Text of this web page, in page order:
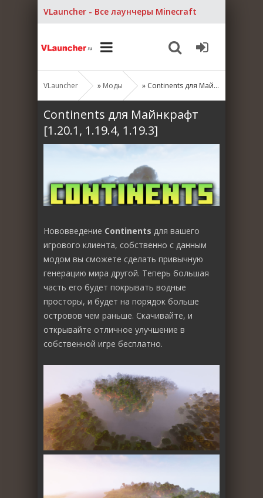
VLauncher - Все лаунчеры Minecraft
VLauncher » Моды » Continents для Майнкрафт [1.20.1, 1.19.4, 1.19.3]
Continents для Майнкрафт
[1.20.1, 1.19.4, 1.19.3]
Нововведение Continents для вашего
игрового клиента, собственно с данным
модом вы сможете сделать привычную
генерацию мира другой. Теперь большая
часть его будет покрывать водные
просторы, и будет на порядок больше
островов чем раньше. Скачивайте, и
открывайте отличное улучшение в
собственной игре бесплатно.